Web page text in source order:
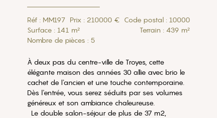
Réf : MM197 Prix : 210000 €
Code postal : 10000
Surface : 141 m²
Terrain : 439 m²
Nombre de pièces : 5
À deux pas du centre-ville de Troyes, cette
élégante maison des années 30 allie avec brio le
cachet de l'ancien et une touche contemporaine.
Dès l'entrée, vous serez séduits par ses volumes
généreux et son ambiance chaleureuse.
Le double salon-séjour de plus de 37 m2,